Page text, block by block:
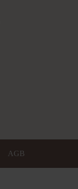
AGB